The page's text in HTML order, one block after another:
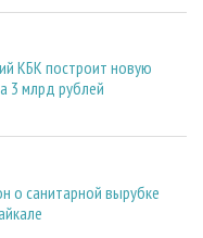
КБК построит новую
3 млрд рублей
о санитарной вырубке